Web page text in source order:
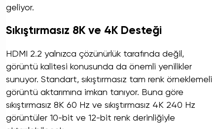
geliyor.
Sıkıştırmasız 8K ve 4K Desteği
HDMI 2.2 yalnızca çözünürlük tarafında değil,
görüntü kalitesi konusunda da önemli yenilikler
sunuyor. Standart, sıkıştırmasız tam renk örneklemeli
görüntü aktarımına imkan tanıyor. Buna göre
sıkıştırmasız 8K 60 Hz ve sıkıştırmasız 4K 240 Hz
görüntüler 10-bit ve 12-bit renk derinliğiyle